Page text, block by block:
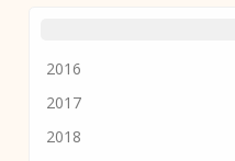
2016
2017
2018